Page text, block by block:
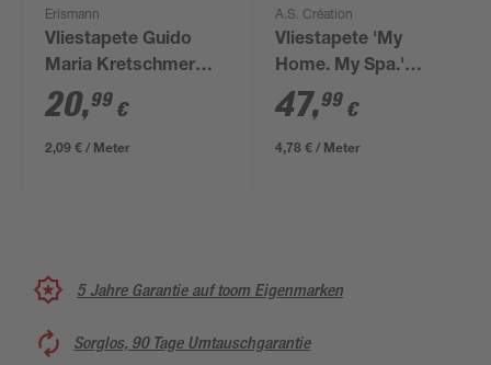
Erismann
Vliestapete Guido
Maria Kretschmer
'10004-15 Fashion for
walls' Uni schwarz
0,53 x 10,05 m
20,99 €
2,09 € / Meter
A.S. Création
Vliestapete 'My
Home. My Spa.'
Rosen rot/rosa 0,53 x
10,05 m
47,99 €
4,78 € / Meter
5 Jahre Garantie auf toom Eigenmarken
Sorglos, 90 Tage Umtauschgarantie